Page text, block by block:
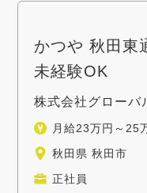
かつや 秋田東
未経験OK
株式会社グローバ
月給23万円～25
秋田県 秋田市
正社員